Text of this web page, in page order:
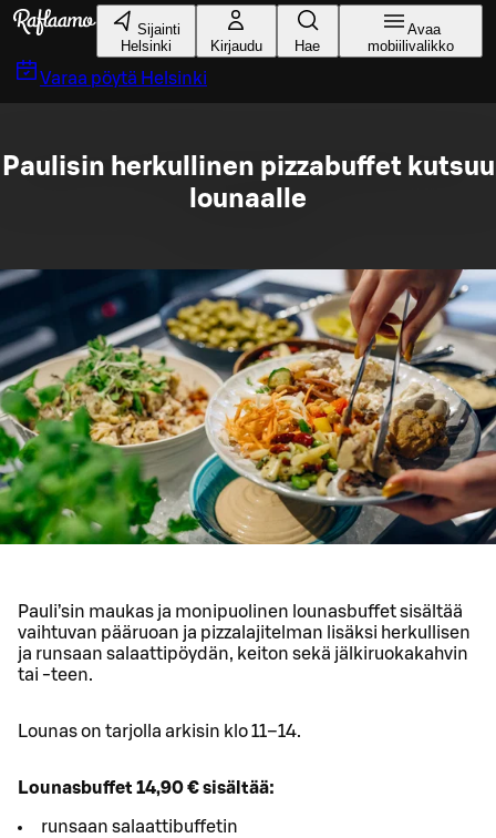
Siirry pääsisältöön
Sijainti
Helsinki
Kirjaudu Hae
Avaa
mobiilivalikko
Varaa pöytä Helsinki
Paulisin herkullinen pizzabuffet kutsuu
lounaalle
Pauli’sin maukas ja monipuolinen lounasbuffet sisältää
vaihtuvan pääruoan ja pizzalajitelman lisäksi herkullisen
ja runsaan salaattipöydän, keiton sekä jälkiruokakahvin
tai -teen.
Lounas on tarjolla arkisin klo 11–14.
Lounasbuffet 14,90 € sisältää:
runsaan salaattibuffetin